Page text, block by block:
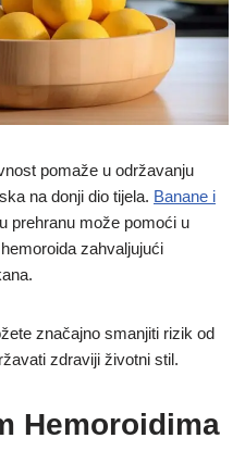
pomaže u održavanju
na donji dio tijela. Banane i
prehranu može pomoći u
zahvaljujući
značajno smanjiti rizik od
zdraviji životni stil.
Hemoroidima